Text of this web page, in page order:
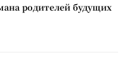
родителей будущих